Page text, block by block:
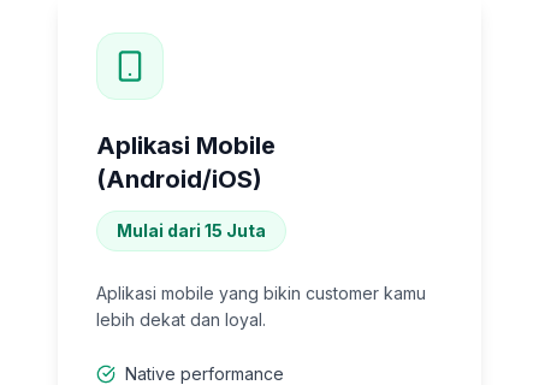
Aplikasi Mobile
(Android/iOS)
Mulai dari 15 Juta
Aplikasi mobile yang bikin customer kamu
lebih dekat dan loyal.
Native performance